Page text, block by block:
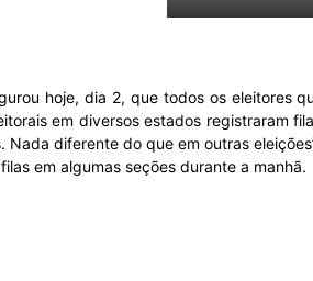
hoje, dia 2, que todos os eleitores
em diversos estados registraram
diferente do que em outras
em algumas seções durante a manhã.